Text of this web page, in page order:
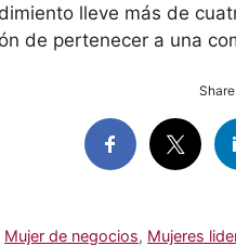
lleve más de
de pertenecer a una
Mujer de negocios, Mujeres